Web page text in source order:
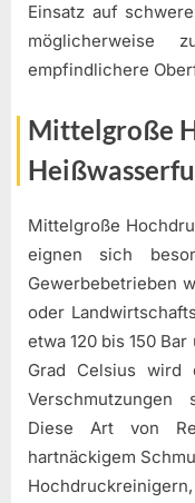
Einsatz auf
empfindlichere
Mittelgroße
Mittelgroße
eignen sich
Gewerbebetrieben
oder
etwa 120 bis 150
Grad Celsius wird
Diese Art von
hartnäckigem